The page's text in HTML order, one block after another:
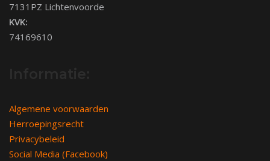
7131PZ Lichtenvoorde
KVK:
74169610
Algemene voorwaarden
Herroepingsrecht
Privacybeleid
Social Media (Facebook)